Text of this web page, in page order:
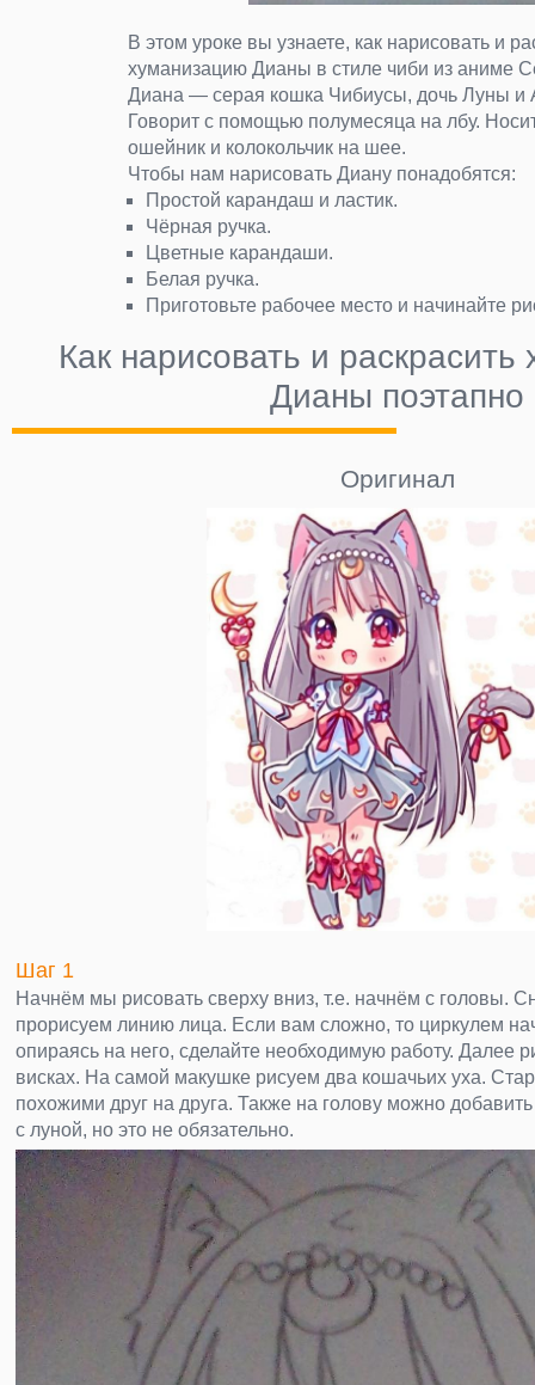
В этом уроке вы узнаете, как нарисовать и
хуманизацию Дианы в стиле чиби из аниме
Диана — серая кошка Чибиусы, дочь Луны и
Говорит с помощью полумесяца на лбу.
ошейник и колокольчик на шее.
Чтобы нам нарисовать Диану понадобятся:
Простой карандаш и ластик.
Чёрная ручка.
Цветные карандаши.
Белая ручка.
Приготовьте рабочее место и начинайте
Как нарисовать и
Дианы поэтапно
Оригинал
Шаг 1
Начнём мы рисовать сверху вниз, т.е. начнём с головы.
прорисуем линию лица. Если вам сложно, то циркулем
опираясь на него, сделайте необходимую работу. Далее
висках. На самой макушке рисуем два кошачьих уха.
похожими друг на друга. Также на голову можно
с луной, но это не обязательно.